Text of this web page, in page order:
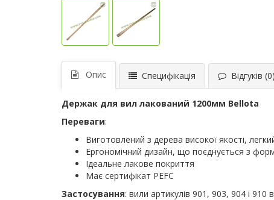
Опис Специфікація Відгуків (0)
Держак для вил лакований 1200мм Bellota
Переваги:
Виготовлений з дерева високої якості,
Ергономічний дизайн, що поєднується з
Ідеальне лакове покриття
Має сертифікат PEFC
Застосування: вили артикулів 901, 903, 904 і 910